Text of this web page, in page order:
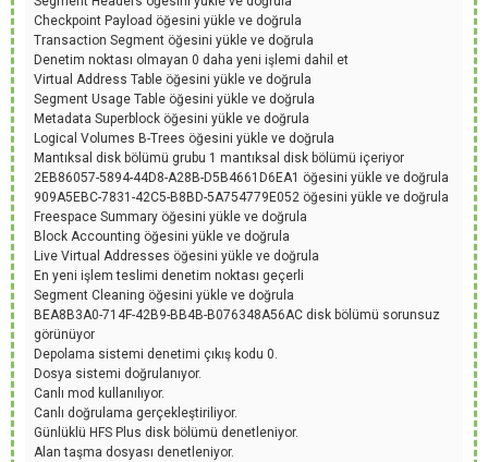
Checkpoint Payload öğesini yükle ve doğrula
Transaction Segment öğesini yükle ve doğrula
Denetim noktası olmayan 0 daha yeni işlemi dahil et
Virtual Address Table öğesini yükle ve doğrula
Segment Usage Table öğesini yükle ve doğrula
Metadata Superblock öğesini yükle ve doğrula
Logical Volumes B-Trees öğesini yükle ve doğrula
Mantıksal disk bölümü grubu 1 mantıksal disk bölümü içeriyor
2EB86057-5894-44D8-A28B-D5B4661D6EA1 öğesini yükle ve doğrula
909A5EBC-7831-42C5-B8BD-5A754779E052 öğesini yükle ve doğrula
Freespace Summary öğesini yükle ve doğrula
Block Accounting öğesini yükle ve doğrula
Live Virtual Addresses öğesini yükle ve doğrula
En yeni işlem teslimi denetim noktası geçerli
Segment Cleaning öğesini yükle ve doğrula
BEA8B3A0-714F-42B9-BB4B-B076348A56AC disk bölümü sorunsuz
görünüyor
Depolama sistemi denetimi çıkış kodu 0.
Dosya sistemi doğrulanıyor.
Canlı mod kullanılıyor.
Canlı doğrulama gerçekleştiriliyor.
Günlüklü HFS Plus disk bölümü denetleniyor.
Alan taşma dosyası denetleniyor.